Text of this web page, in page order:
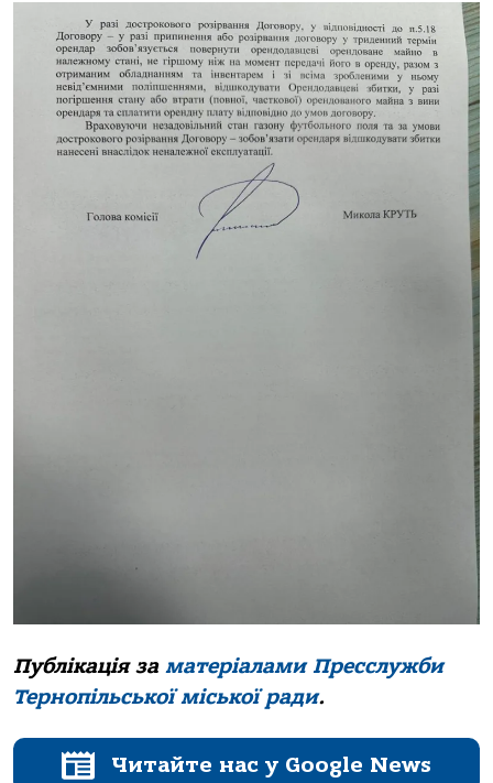
Публікація за матеріалами Пресслужби
Тернопільської міської ради.
Читайте нас у Google News